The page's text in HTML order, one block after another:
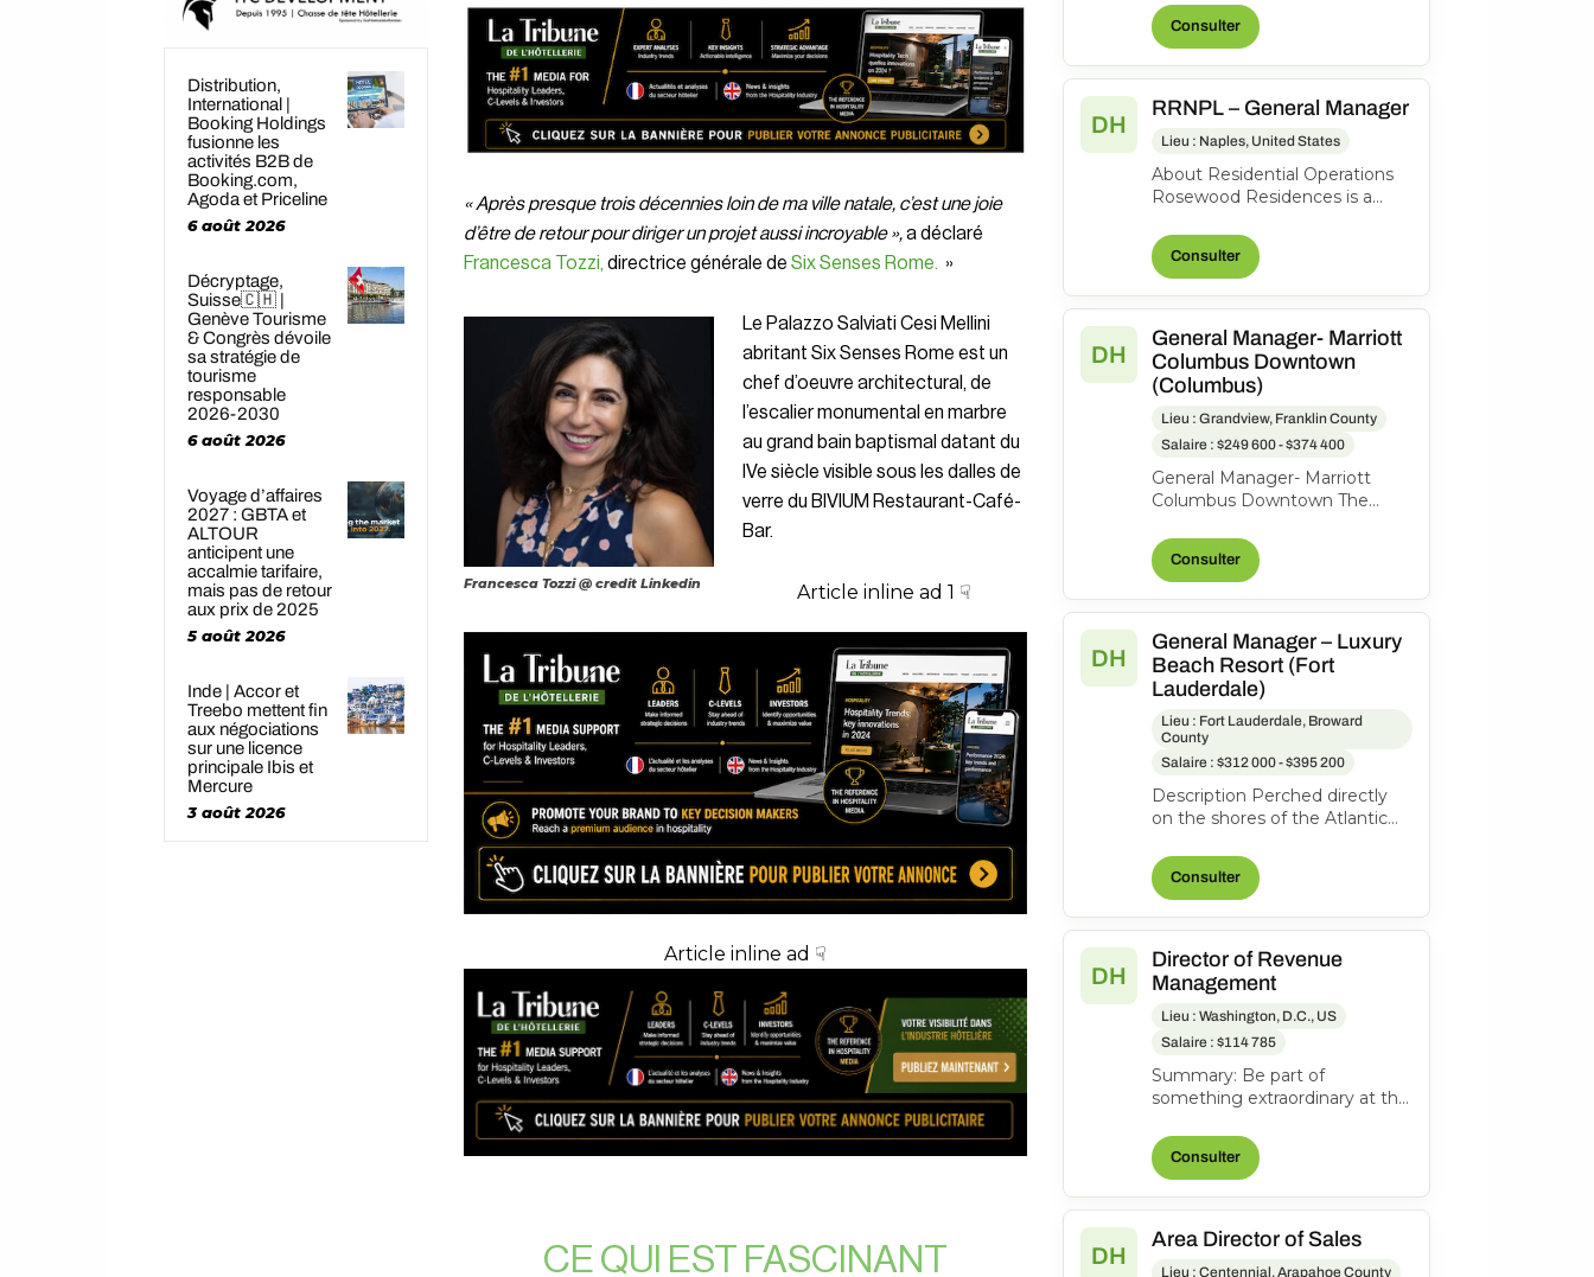
Distribution,
International |
Booking Holdings
fusionne les
activités B2B de
Booking.com,
Agoda et Priceline
6 août 2026
Décryptage,
Suisse🇨🇭 |
Genève Tourisme
& Congrès dévoile
sa stratégie de
tourisme
responsable
2026-2030
6 août 2026
Voyage d’affaires
2027 : GBTA et
ALTOUR
anticipent une
accalmie tarifaire,
mais pas de retour
aux prix de 2025
5 août 2026
Inde | Accor et
Treebo mettent fin
aux négociations
sur une licence
principale Ibis et
Mercure
3 août 2026
« Après presque trois décennies loin de ma ville natale, c’est une joie
d’être de retour pour diriger un projet aussi incroyable »,a déclaré
Francesca Tozzi, directrice générale de Six Senses Rome. »
Francesca Tozzi @ credit Linkedin
Le Palazzo Salviati Cesi Mellini
abritant Six Senses Rome est un
chef d’oeuvre architectural, de
l’escalier monumental en marbre
au grand bain baptismal datant du
IVe siècle visible sous les dalles de
verre du BIVIUM Restaurant-Café-
Bar.
Article inline ad 1 ☟
Article inline ad ☟
CE QUI EST FASCINANT
demonstrating integrity and
respect while...
Consulter
DH
RRNPL – General Manager
Lieu : Naples, United States
About Residential Operations
Rosewood Residences is a
homes, luxury villas, and
apartmen...
Consulter
DH
General Manager- Marriott
Columbus Downtown
(Columbus)
Lieu : Grandview, Franklin County
Salaire : $249 600 - $374 400
General Manager- Marriott
Columbus Downtown The
St., Columbus, Ohio, United
States o...
Consulter
DH
General Manager – Luxury
Beach Resort (Fort
Lauderdale)
Lieu : Fort Lauderdale, Broward
County
Salaire : $312 000 - $395 200
Description Perched directly
on the shores of the Atlantic
Resort is one of Fort
Lauderdal...
Consulter
DH
Director of Revenue
Management
Lieu : Washington, D.C., US
Salaire : $114 785
Summary: Be part of
something extraordinary at the
Regency Washington on
Capitol Hill-an iconi...
Consulter
DH
Area Director of Sales
Lieu : Centennial, Arapahoe County